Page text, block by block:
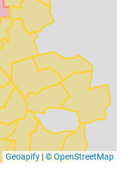
Geoapify |© OpenStreetMap